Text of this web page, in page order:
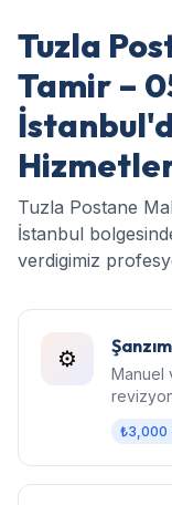
Tuzla
Tamir –
Tuzla Postane
İstanbul
verdigimiz
⚙️
Manuel
₺3,000